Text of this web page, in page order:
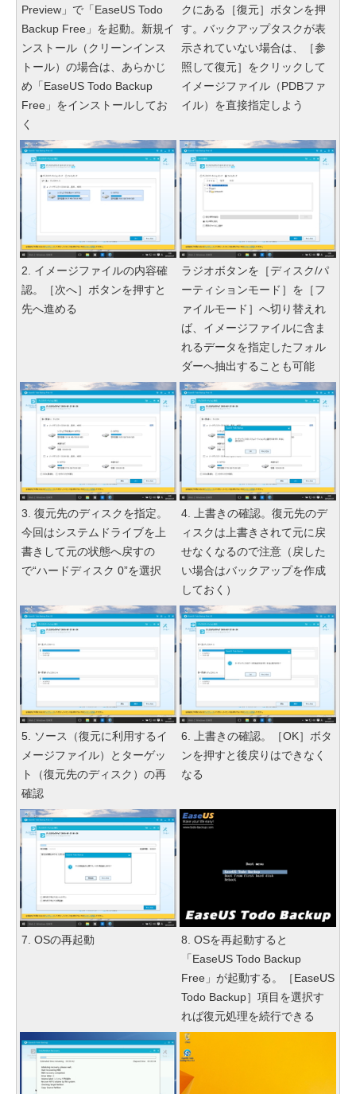
Preview」で「EaseUS Todo
Backup Free」を起動。新規イ
ンストール（クリーンインス
トール）の場合は、あらかじ
め「EaseUS Todo Backup
Free」をインストールしてお
く
クにある［復元］ボタンを押
す。バックアップタスクが表
示されていない場合は、［参
照して復元］をクリックして
イメージファイル（PDBファ
イル）を直接指定しよう
2. イメージファイルの内容確
認。［次へ］ボタンを押すと
先へ進める
ラジオボタンを［ディスク/パ
ーティションモード］を［フ
ァイルモード］へ切り替えれ
ば、イメージファイルに含ま
れるデータを指定したフォル
ダーへ抽出することも可能
3. 復元先のディスクを指定。
今回はシステムドライブを上
書きして元の状態へ戻すの
で“ハードディスク 0”を選択
4. 上書きの確認。復元先のデ
ィスクは上書きされて元に戻
せなくなるので注意（戻した
い場合はバックアップを作成
しておく）
5. ソース（復元に利用するイ
メージファイル）とターゲッ
ト（復元先のディスク）の再
確認
6. 上書きの確認。［OK］ボタ
ンを押すと後戻りはできなく
なる
7. OSの再起動
8. OSを再起動すると
「EaseUS Todo Backup
Free」が起動する。［EaseUS
Todo Backup］項目を選択す
れば復元処理を続行できる